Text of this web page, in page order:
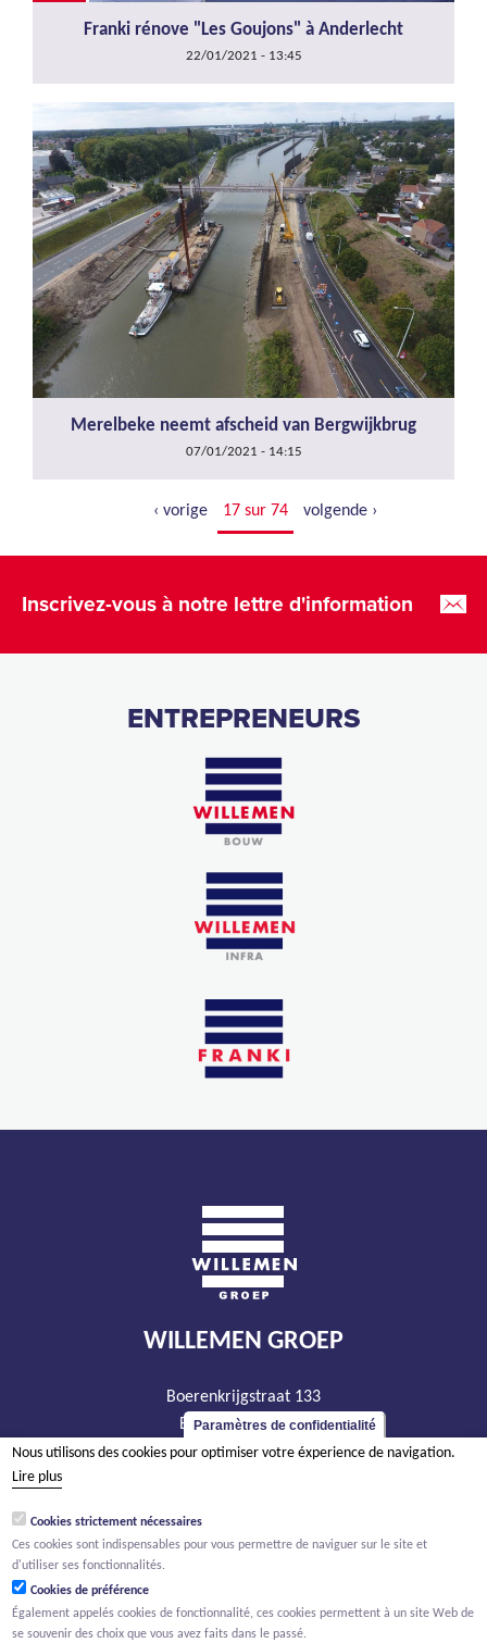
Franki rénove "Les Goujons" à Anderlecht
22/01/2021 - 13:45
Merelbeke neemt afscheid van Bergwijkbrug
07/01/2021 - 14:15
‹ vorige 17 sur 74 volgende ›
Inscrivez-vous à notre lettre d'information
ENTREPRENEURS
WILLEMEN GROEP
Boerenkrijgstraat 133
BE - 2800 Malines
tél +32 15 569 965
TVA BE 0466.256.432
RPM Anvers, département Malines
Paramètres de confidentialité
Nous utilisons des cookies pour optimiser votre éxperience de navigation.
Lire plus
Cookies strictement nécessaires
Ces cookies sont indispensables pour vous permettre de naviguer sur le site et
d'utiliser ses fonctionnalités.
Cookies de préférence
Également appelés cookies de fonctionnalité, ces cookies permettent à un site Web de
se souvenir des choix que vous avez faits dans le passé.